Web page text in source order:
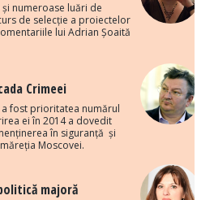
numeroase luări de
de selecție a proiectelor
lui Adrian Șoaită
Crimeei
a fost prioritatea numărul
ei în 2014 a dovedit
în siguranță și
Moscovei.
majoră